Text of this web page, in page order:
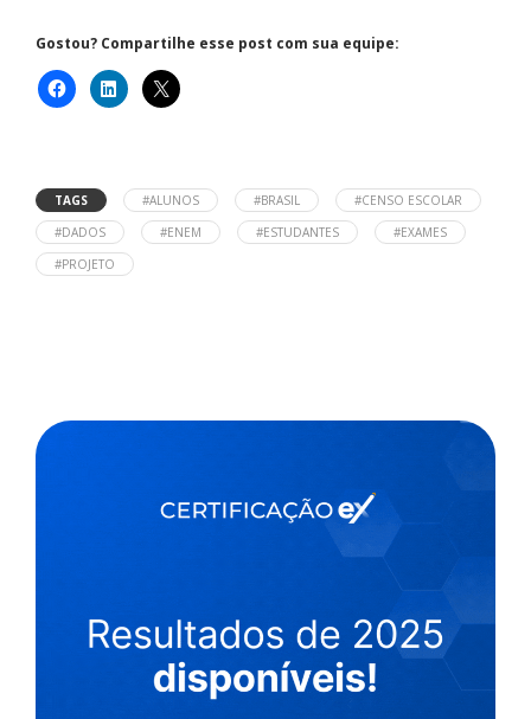
Gostou? Compartilhe esse post com sua equipe:
TAGS #ALUNOS #BRASIL
#CENSO ESCOLAR
#DADOS
#ENEM #ESTUDANTES
#EXAMES
#PROJETO